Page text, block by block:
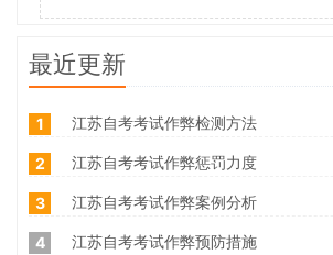
最近更新
1 江苏自考考试作弊检测方法
2 江苏自考考试作弊惩罚力度
3 江苏自考考试作弊案例分析
4 江苏自考考试作弊预防措施